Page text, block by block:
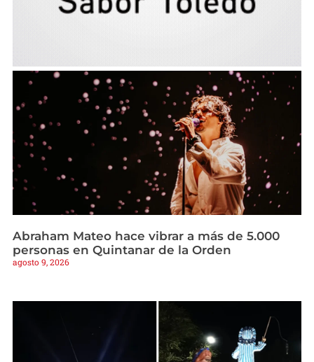
Abraham Mateo hace vibrar a más de 5.000
personas en Quintanar de la Orden
agosto 9, 2026